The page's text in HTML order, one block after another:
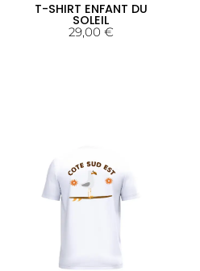
T-SHIRT ENFANT DU
SOLEIL
29,00 €